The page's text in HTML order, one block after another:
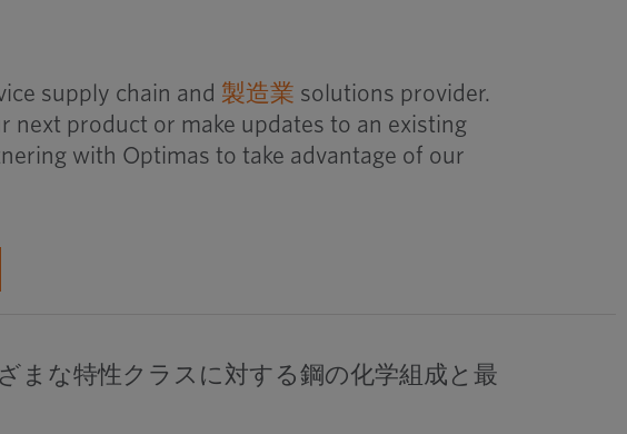
supply chain and 製造業 solutions provider.
next product or make updates to an existing
with Optimas to take advantage of our
まな特性クラスに対する鋼の化学組成と最